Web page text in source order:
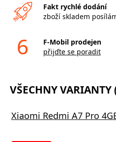
Fakt rychlé dodání
zboží skladem
6
F-Mobil prodejen
přijďte se poradit
VŠECHNY VARIANTY
Xiaomi Redmi A7 Pro